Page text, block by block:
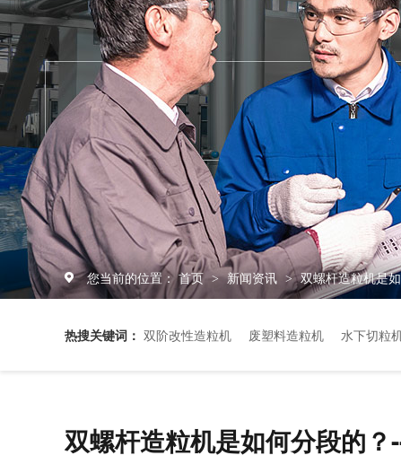
您当前的位置： 首页 > 新闻资讯 > 双螺杆造粒机是
热搜关键词： 双阶改性造粒机 废塑料造粒机 水下切粒
双螺杆造粒机是如何分段的